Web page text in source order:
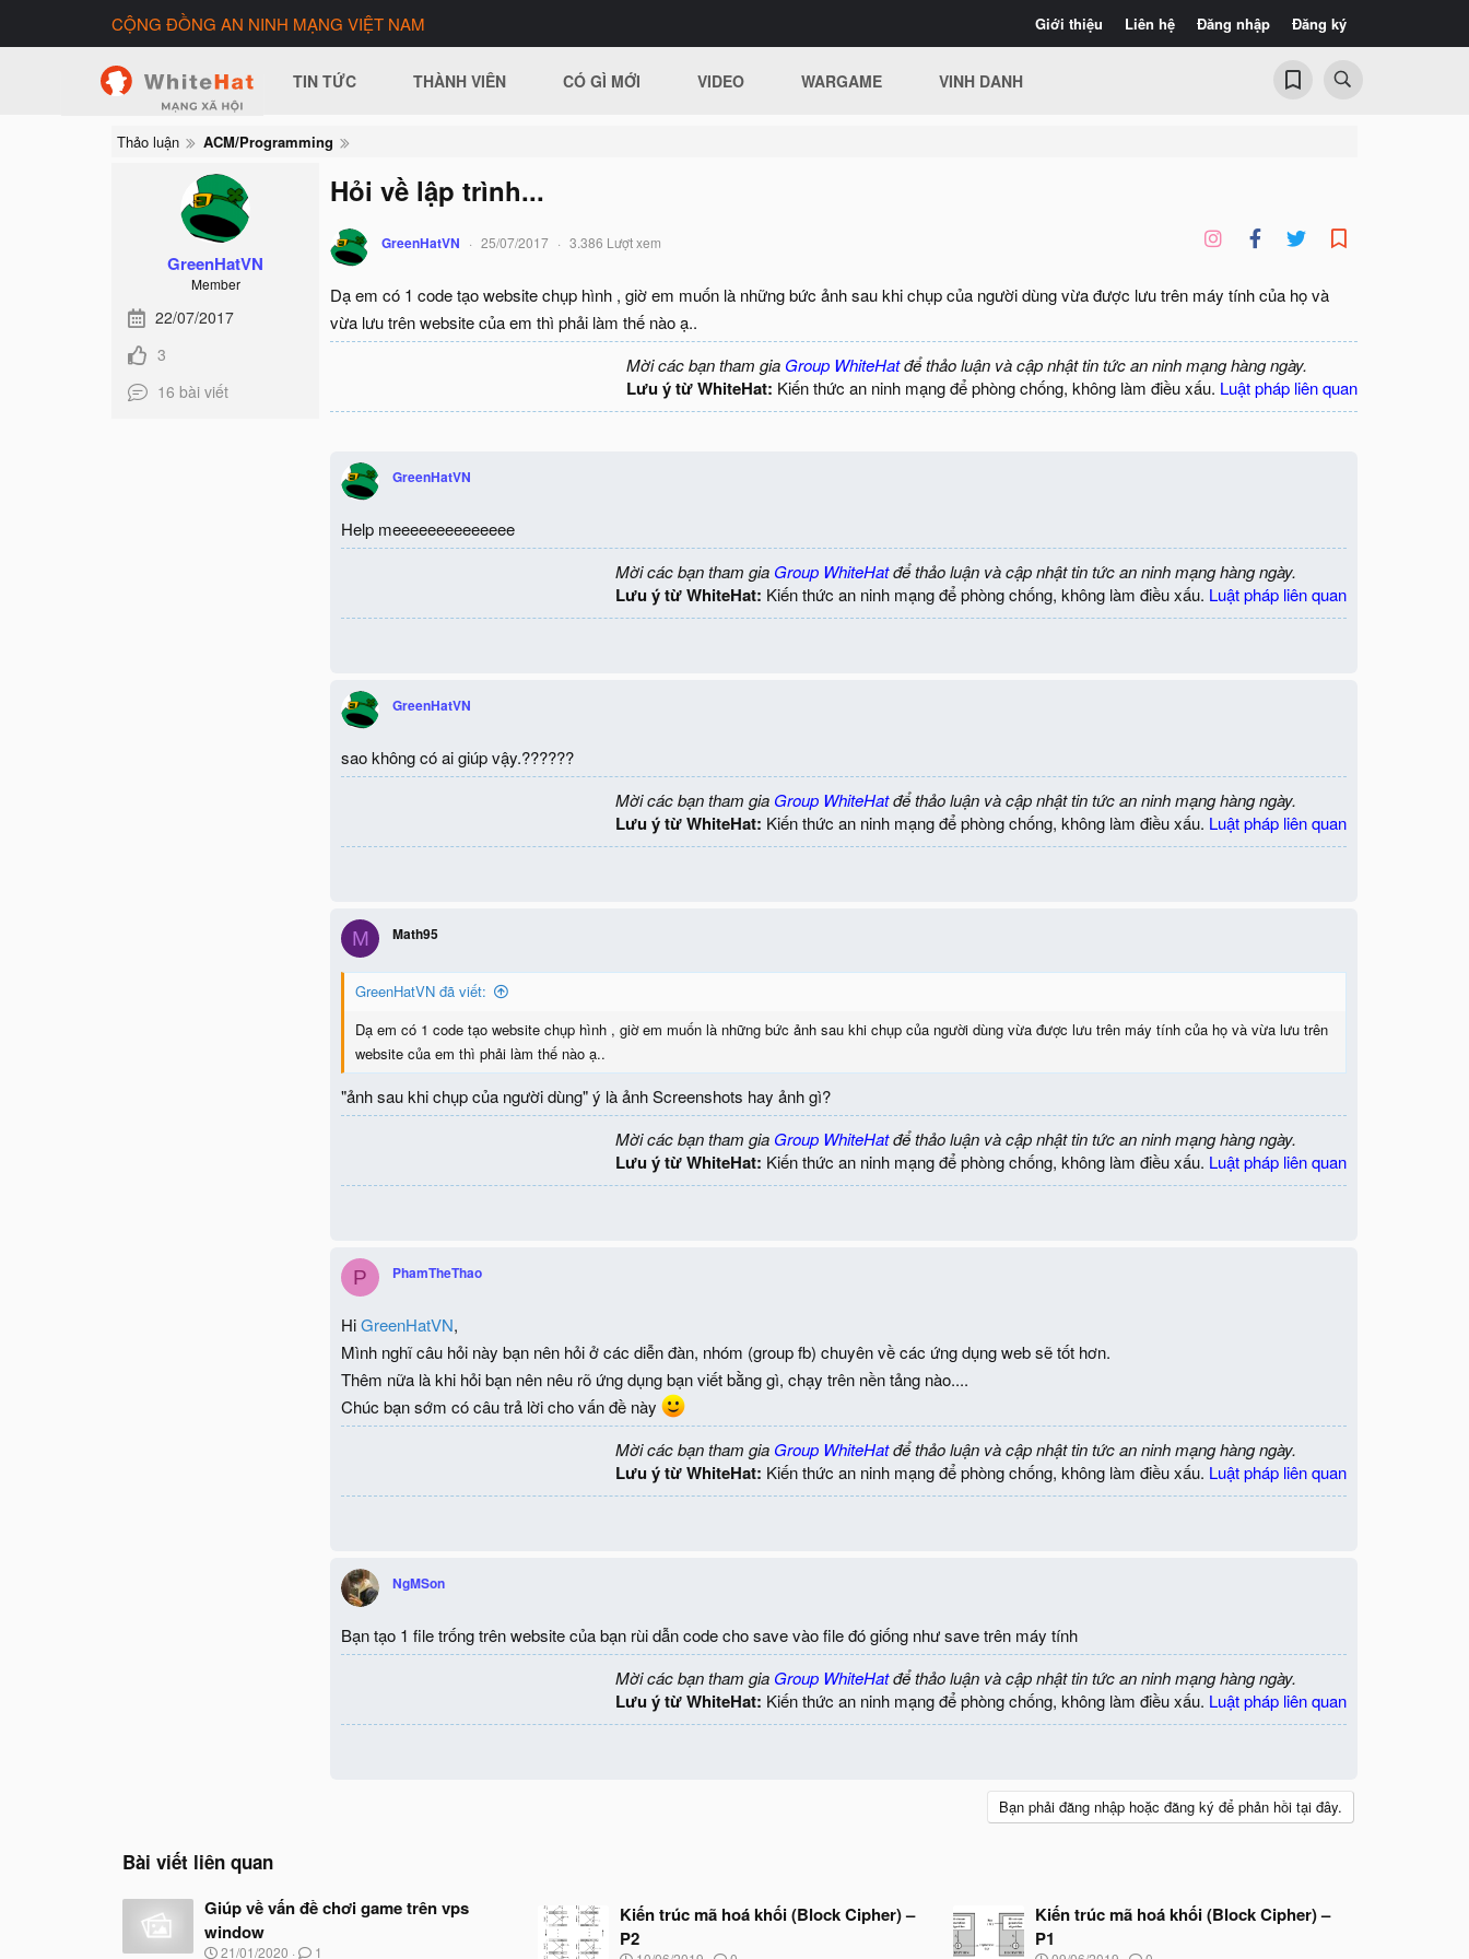
Giới thiệu Liên hệ Đăng nhập Đăng ký
CỘNG ĐỒNG AN NINH MẠNG VIỆT NAM
TIN TỨC THÀNH VIÊN CÓ GÌ MỚI VIDEO WARGAME VINH DANH
Thảo luận ACM/Programming
GreenHatVN
Member
22/07/2017
3
16 bài viết
Hỏi về lập trình...
GreenHatVN 25/07/2017 3.386 Lượt xem
Dạ em có 1 code tạo website chụp hình , giờ em muốn là những bức ảnh sau khi chụp của người dùng vừa được lưu trên máy tính của họ và
vừa lưu trên website của em thì phải làm thế nào ạ..
Mời các bạn tham gia Group WhiteHatđể thảo luận và cập nhật tin tức an ninh mạng hàng ngày.
Lưu ý từ WhiteHat: Kiến thức an ninh mạng để phòng chống, không làm điều xấu. Luật pháp liên quan
GreenHatVN
Help meeeeeeeeeeeeee
Mời các bạn tham gia Group WhiteHatđể thảo luận và cập nhật tin tức an ninh mạng hàng ngày.
Lưu ý từ WhiteHat: Kiến thức an ninh mạng để phòng chống, không làm điều xấu. Luật pháp liên quan
GreenHatVN
sao không có ai giúp vậy.??????
Mời các bạn tham gia Group WhiteHatđể thảo luận và cập nhật tin tức an ninh mạng hàng ngày.
Lưu ý từ WhiteHat: Kiến thức an ninh mạng để phòng chống, không làm điều xấu. Luật pháp liên quan
M Math95
GreenHatVN đã viết:
Dạ em có 1 code tạo website chụp hình , giờ em muốn là những bức ảnh sau khi chụp của người dùng vừa được lưu trên máy tính của họ và vừa lưu trên
website của em thì phải làm thế nào ạ..
"ảnh sau khi chụp của người dùng" ý là ảnh Screenshots hay ảnh gì?
Mời các bạn tham gia Group WhiteHatđể thảo luận và cập nhật tin tức an ninh mạng hàng ngày.
Lưu ý từ WhiteHat: Kiến thức an ninh mạng để phòng chống, không làm điều xấu. Luật pháp liên quan
P PhamTheThao
HiGreenHatVN,
Mình nghĩ câu hỏi này bạn nên hỏi ở các diễn đàn, nhóm (group fb) chuyên về các ứng dụng web sẽ tốt hơn.
Thêm nữa là khi hỏi bạn nên nêu rõ ứng dụng bạn viết bằng gì, chạy trên nền tảng nào....
Chúc bạn sớm có câu trả lời cho vấn đề này
Mời các bạn tham gia Group WhiteHatđể thảo luận và cập nhật tin tức an ninh mạng hàng ngày.
Lưu ý từ WhiteHat: Kiến thức an ninh mạng để phòng chống, không làm điều xấu. Luật pháp liên quan
NgMSon
Bạn tạo 1 file trống trên website của bạn rùi dẫn code cho save vào file đó giống như save trên máy tính
Mời các bạn tham gia Group WhiteHatđể thảo luận và cập nhật tin tức an ninh mạng hàng ngày.
Lưu ý từ WhiteHat: Kiến thức an ninh mạng để phòng chống, không làm điều xấu. Luật pháp liên quan
Bạn phải đăng nhập hoặc đăng ký để phản hồi tại đây.
Bài viết liên quan
Giúp về vấn đề chơi game trên vps
window
N
21/01/2020 1
Kiến trúc mã hoá khối (Block Cipher) –
P2
Kiến trúc mã hoá khối (Block Cipher) –
P1